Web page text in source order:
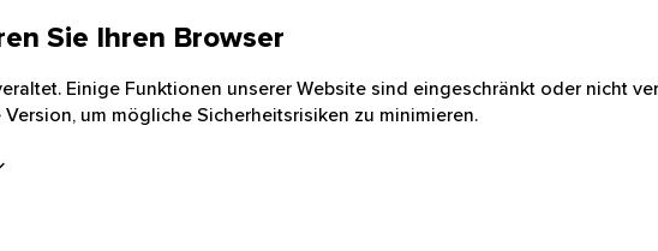
Sie Ihren Browser
Einige Funktionen unserer Website sind eingeschränkt oder nicht
um mögliche Sicherheitsrisiken zu minimieren.